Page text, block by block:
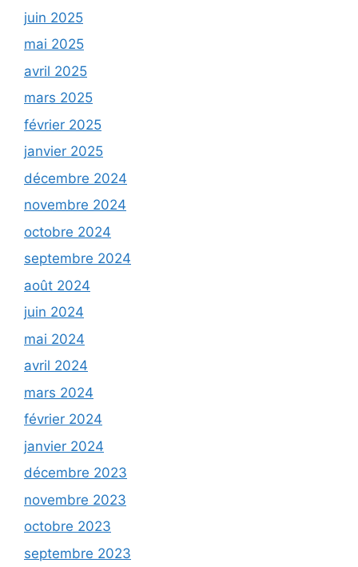
juin 2025
mai 2025
avril 2025
mars 2025
février 2025
janvier 2025
décembre 2024
novembre 2024
octobre 2024
septembre 2024
août 2024
juin 2024
mai 2024
avril 2024
mars 2024
février 2024
janvier 2024
décembre 2023
novembre 2023
octobre 2023
septembre 2023